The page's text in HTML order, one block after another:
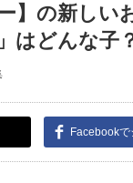
】の新し
はどんな子
Facebookで